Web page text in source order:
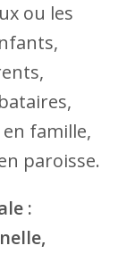
ou les
en famille,
paroisse.
: